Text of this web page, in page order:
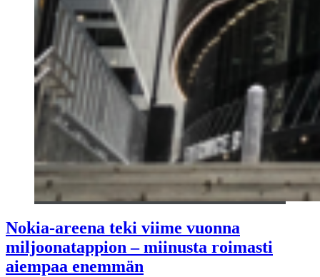
Nokia-areena teki viime vuonna
miljoonatappion – miinusta roimasti
aiempaa enemmän